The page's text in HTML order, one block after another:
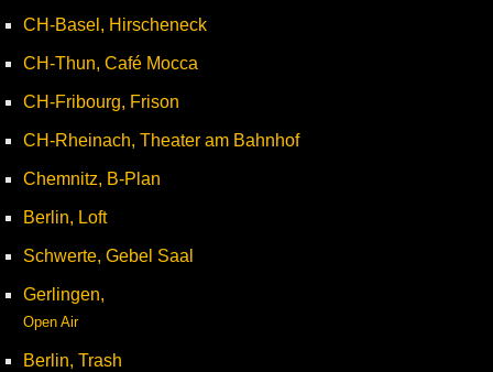
CH-Basel, Hirscheneck
CH-Thun, Café Mocca
CH-Fribourg, Frison
CH-Rheinach, Theater am Bahnhof
Chemnitz, B-Plan
Berlin, Loft
Schwerte, Gebel Saal
Gerlingen,
Open Air
Berlin, Trash